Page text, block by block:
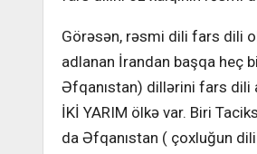
Görəsən, rəsmi dili fars dili
adlanan İrandan başqa heç
Əfqanıstan) dillərini fars dili
İKİ YARIM ölkə var. Biri
da Əfqanıstan ( çoxluğun